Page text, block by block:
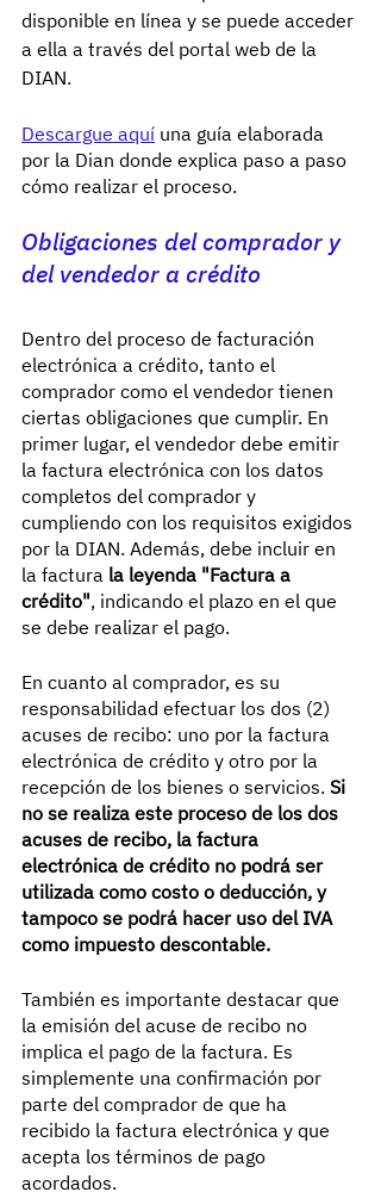
disponible en línea y se puede acceder
a ella a través del portal web de la
DIAN.
Descargue aquí una guía elaborada
por la Dian donde explica paso a paso
cómo realizar el proceso.
Obligaciones del comprador y
del vendedor a crédito
Dentro del proceso de facturación
electrónica a crédito, tanto el
comprador como el vendedor tienen
ciertas obligaciones que cumplir. En
primer lugar, el vendedor debe emitir
la factura electrónica con los datos
completos del comprador y
cumpliendo con los requisitos exigidos
por la DIAN. Además, debe incluir en
la factura la leyenda "Factura a
crédito", indicando el plazo en el que
se debe realizar el pago.
En cuanto al comprador, es su
responsabilidad efectuar los dos (2)
acuses de recibo: uno por la factura
electrónica de crédito y otro por la
recepción de los bienes o servicios. Si
no se realiza este proceso de los dos
acuses de recibo, la factura
electrónica de crédito no podrá ser
utilizada como costo o deducción, y
tampoco se podrá hacer uso del IVA
como impuesto descontable.
También es importante destacar que
la emisión del acuse de recibo no
implica el pago de la factura. Es
simplemente una confirmación por
parte del comprador de que ha
recibido la factura electrónica y que
acepta los términos de pago
acordados.